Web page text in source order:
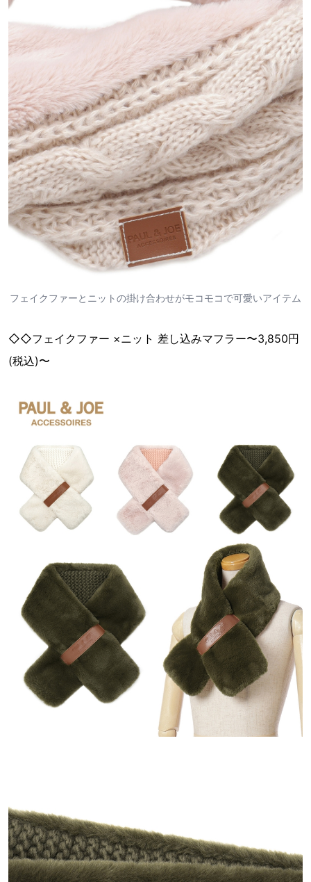
フェイクファーとニットの掛け合わせがモコモコで可愛いアイテム
◇◇フェイクファー ×ニット 差し込みマフラー〜3,850円
(税込)〜